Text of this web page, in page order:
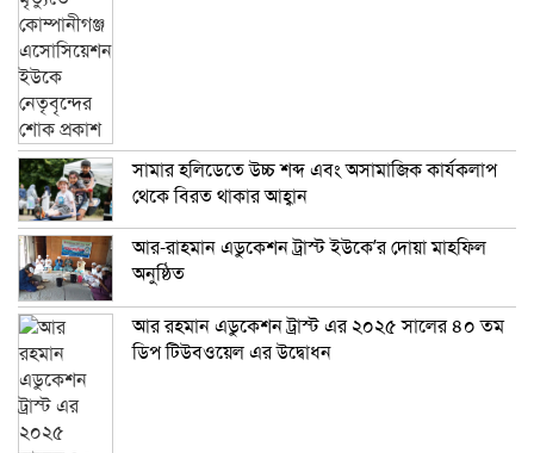
সামার হলিডেতে উচ্চ শব্দ এবং অসামাজিক কার্যকলাপ
থেকে বিরত থাকার আহ্বান
আর-রাহমান এডুকেশন ট্রাস্ট ইউকে’র দোয়া মাহফিল
অনুষ্ঠিত
আর রহমান এডুকেশন ট্রাস্ট এর ২০২৫ সালের ৪০ তম
ডিপ টিউবওয়েল এর উদ্বোধন